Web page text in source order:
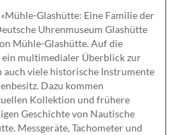
Glashütte: Eine Familie der
Uhrenmuseum Glashütte
Mühle-Glashütte. Auf die
multimedialer Überblick zur
auch viele historische Instrumente
Dazu kommen
Kollektion und frühere
Geschichte von Nautische
Messgeräte, Tachometer und